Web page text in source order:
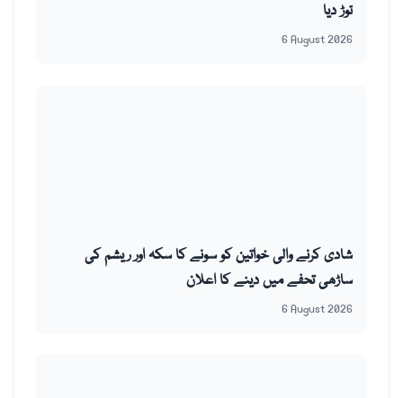
توڑ دیا
6 August 2026
شادی کرنے والی خواتین کو سونے کا سکہ اور ریشم کی
ساڑھی تحفے میں دینے کا اعلان
6 August 2026